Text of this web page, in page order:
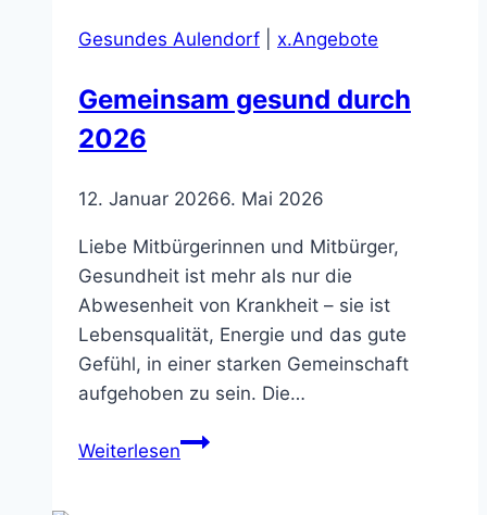
für
Wohlbefinden
Gesundes Aulendorf x.Angebote
Gemeinsam gesund durch
2026
12. Januar 20266. Mai 2026
Liebe Mitbürgerinnen und Mitbürger,
Gesundheit ist mehr als nur die
Abwesenheit von Krankheit – sie ist
Lebensqualität, Energie und das gute
Gefühl, in einer starken Gemeinschaft
aufgehoben zu sein. Die…
WeiterlesenGemeinsam